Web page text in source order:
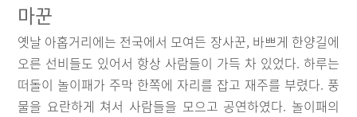
마꾼
옛날 아홉거리에는 전국에서 모여든 장사꾼, 바쁘게 한양길에
오른 선비들도 있어서 항상 사람들이 가득 차 있었다. 하루는
떠돌이 놀이패가 주막 한쪽에 자리를 잡고 재주를 부렸다. 풍
물을 요란하게 쳐서 사람들을 모으고 공연하였다. 놀이패의